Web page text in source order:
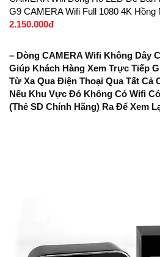
G9 CAMERA Wifi Full 1080 4K
2.150.000đ
– Dòng CAMERA Wifi Không Dây
Giúp Khách Hàng Xem Trực Tiếp
Từ Xa Qua Điện Thoại Qua Tất Cả
Nếu Khu Vực Đó Không Có Wifi
(thẻ SD Chính Hãng) Ra Để Xem